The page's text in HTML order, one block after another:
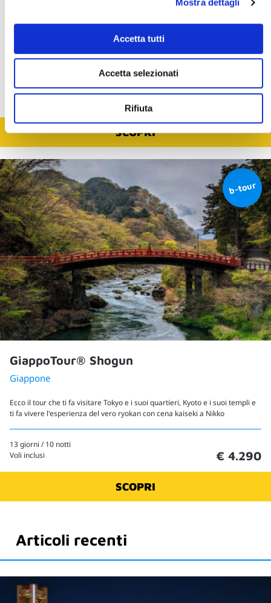
Mostra dettagli
Accetta tutti
Accetta selezionati
Rifiuta
GiappoTour® Gold Hiro Special
Giappone
culinari in compagnia di Chef Hiro, ospite d'onore!
12 giorni / 9 notti
SCOPRI
GiappoTour® Shogun
Giappone
Ecco il tour che ti fa visitare Tokyo e i suoi quartieri, Kyoto e i suoi templi e
ti fa vivere l'esperienza del vero ryokan con cena kaiseki a Nikko
13 giorni / 10 notti
Voli inclusi
€ 4.290
SCOPRI
Articoli recenti